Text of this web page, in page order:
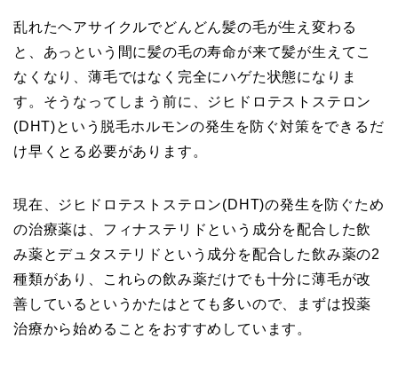
乱れたヘアサイクルでどんどん髪の毛が生え変わる
と、あっという間に髪の毛の寿命が来て髪が生えてこ
なくなり、薄毛ではなく完全にハゲた状態になりま
す。そうなってしまう前に、ジヒドロテストステロン
(DHT)という脱毛ホルモンの発生を防ぐ対策をできるだ
け早くとる必要があります。
現在、ジヒドロテストステロン(DHT)の発生を防ぐため
の治療薬は、フィナステリドという成分を配合した飲
み薬とデュタステリドという成分を配合した飲み薬の2
種類があり、これらの飲み薬だけでも十分に薄毛が改
善しているというかたはとても多いので、まずは投薬
治療から始めることをおすすめしています。